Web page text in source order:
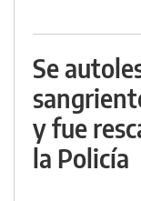
Se
y fue
la Policía